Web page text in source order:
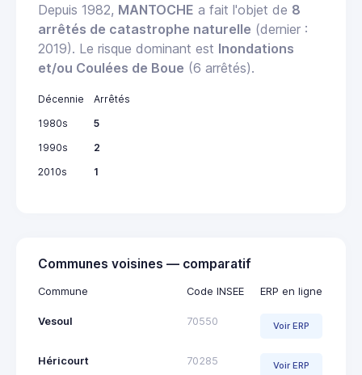
Depuis 1982, MANTOCHE a fait l'objet de 8
arrêtés de catastrophe naturelle (dernier :
2019). Le risque dominant est Inondations
et/ou Coulées de Boue (6 arrêtés).
Décennie
Arrêtés
1980s
5
1990s
2
2010s
1
Communes voisines — comparatif
Commune Code INSEE ERP en ligne
Vesoul 70550 Voir ERP
Héricourt 70285 Voir ERP